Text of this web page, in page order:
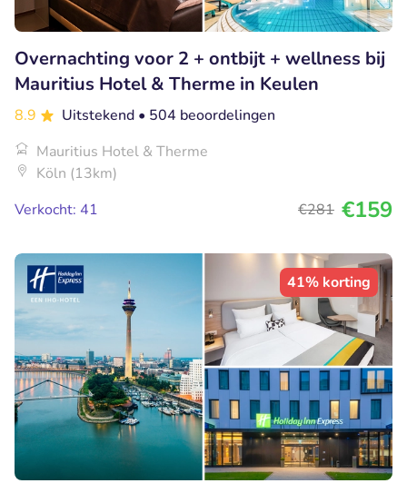
Overnachting voor 2 + ontbijt + wellness bij
Mauritius Hotel & Therme in Keulen
8.9 Uitstekend • 504 beoordelingen
Mauritius Hotel & Therme
Köln (13km)
Verkocht: 41
€281 €159
41% korting